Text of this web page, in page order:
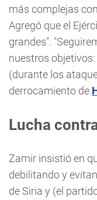
más complejas
Agregó que el
grandes".
nuestros
(durante los
derrocamiento de
Lucha
Zamir insistió en
debilitando y
de Siria y (el